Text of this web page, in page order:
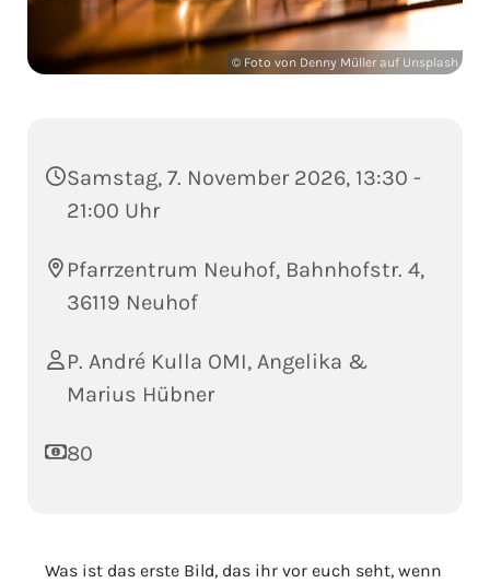
© Foto von Denny Müller auf Unsplash
Samstag, 7. November 2026, 13:30 -
21:00 Uhr
Pfarrzentrum Neuhof, Bahnhofstr. 4,
36119 Neuhof
P. André Kulla OMI, Angelika &
Marius Hübner
80
Was ist das erste Bild, das ihr vor euch seht, wenn